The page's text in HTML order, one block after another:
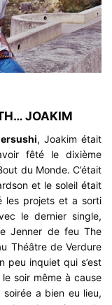
JOAKIM
, Joakim était
fêté le dixième
du Monde. C’était
et le soleil était
les projets et a sorti
le dernier single,
Jenner de feu The
Théâtre de Verdure
peu inquiet qui s’est
soir même à cause
a bien eu lieu,